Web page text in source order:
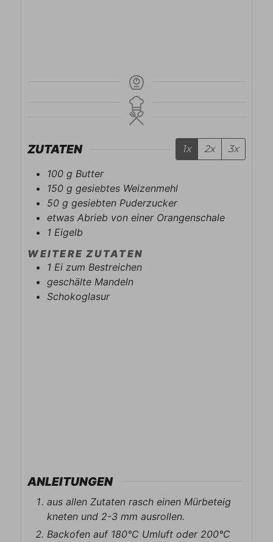
ZUTATEN 1x 2x 3x
100 g Butter
150 g gesiebtes Weizenmehl
50 g gesiebten Puderzucker
etwas Abrieb von einer Orangenschale
1 Eigelb
WEITERE ZUTATEN
1 Ei zum Bestreichen
geschälte Mandeln
Schokoglasur
ANLEITUNGEN
aus allen Zutaten rasch einen Mürbeteig
kneten und 2-3 mm ausrollen.
Backofen auf 180°C Umluft oder 200°C